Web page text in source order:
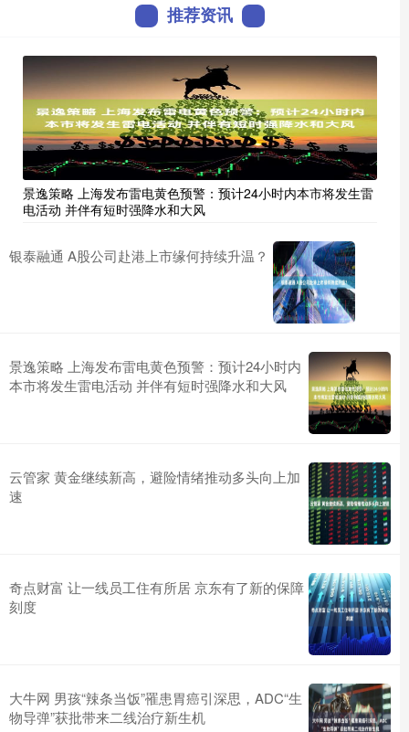
推荐资讯
景逸策略 上海发布雷电黄色预警：预计24小时内本市将发生雷
电活动 并伴有短时强降水和大风
银泰融通 A股公司赴港上市缘何持续升温？
景逸策略 上海发布雷电黄色预警：预计24小时内
本市将发生雷电活动 并伴有短时强降水和大风
云管家 黄金继续新高，避险情绪推动多头向上加
速
奇点财富 让一线员工住有所居 京东有了新的保障
刻度
大牛网 男孩“辣条当饭”罹患胃癌引深思，ADC“生
物导弹”获批带来二线治疗新生机